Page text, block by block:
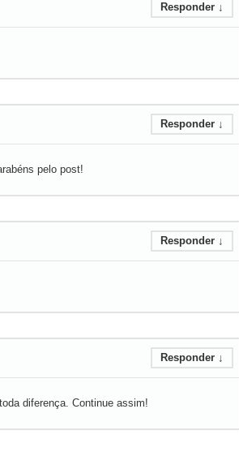
Responder ↓
Responder ↓
pelo post!
Responder ↓
Responder ↓
diferença. Continue assim!